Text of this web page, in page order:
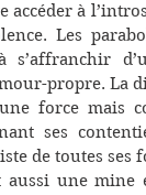
accéder à
Les
propre. La
force mais
ses
de toutes ses
aussi une mine